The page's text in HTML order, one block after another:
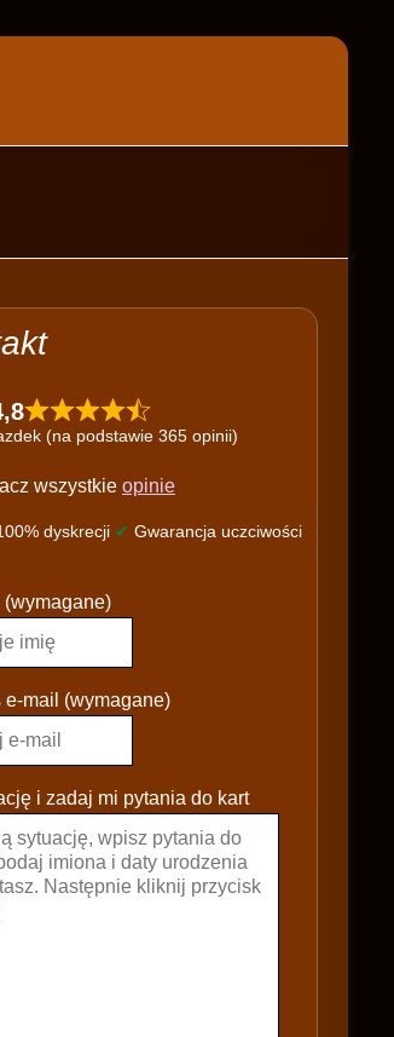
(na podstawie 365 opinii)
wszystkie opinie
dyskrecji ✔ Gwarancja uczciwości
mail (wymagane)
i zadaj mi pytania do kart